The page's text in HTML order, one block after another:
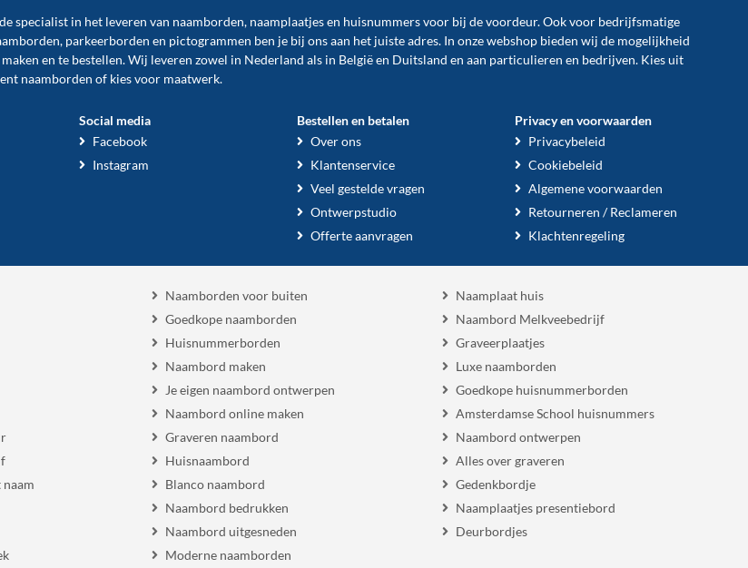
specialist in het leveren van naamborden, naamplaatjes en huisnummers voor bij devoordeur. Ook voor bedrijfsmatige
, parkeerborden en pictogrammen ben je bij ons aan het juiste adres. In onze webshop bieden wij de mogelijkheid
en te bestellen. Wij leveren zowel in Nederland als in België en Duitsland en aan particulieren en bedrijven. Kies uit
naamborden of kies voor maatwerk.
Social media
Facebook
Instagram
Bestellen en betalen
Over ons
Klantenservice
Veel gestelde vragen
Ontwerpstudio
Offerte aanvragen
Privacy en voorwaarden
Privacybeleid
Cookiebeleid
Algemene voorwaarden
Retourneren / Reclameren
Klachtenregeling
Naamborden voor buiten
Goedkope naamborden
Huisnummerborden
Naambord maken
Je eigen naambord ontwerpen
Naambord online maken
Graveren naambord
Huisnaambord
Blanco naambord
Naambord bedrukken
Naambord uitgesneden
Moderne naamborden
Naamplaat huis
Naambord Melkveebedrijf
Graveerplaatjes
Luxe naamborden
Goedkope huisnummerborden
Amsterdamse School huisnummers
Naambord ontwerpen
Alles over graveren
Gedenkbordje
Naamplaatjes presentiebord
Deurbordjes